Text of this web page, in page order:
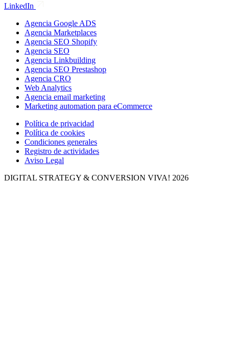
LinkedIn
Agencia Google ADS
Agencia Marketplaces
Agencia SEO Shopify
Agencia SEO
Agencia Linkbuilding
Agencia SEO Prestashop
Agencia CRO
Web Analytics
Agencia email marketing
Marketing automation para eCommerce
Política de privacidad
Política de cookies
Condiciones generales
Registro de actividades
Aviso Legal
DIGITAL STRATEGY & CONVERSION VIVA! 2026